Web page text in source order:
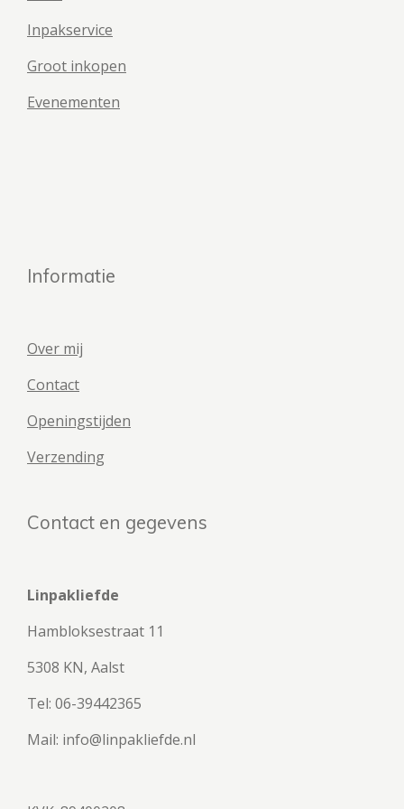
Inpakservice
Groot inkopen
Evenementen
Informatie
Over mij
Contact
Openingstijden
Verzending
Contact en gegevens
Linpakliefde
Hambloksestraat 11
5308 KN, Aalst
Tel: 06-39442365
Mail: info@linpakliefde.nl